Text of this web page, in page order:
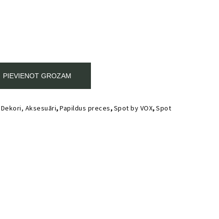
PIEVIENOT GROZAM
Dekori, Aksesuāri,Papildus preces,Spot by VOX,Spot